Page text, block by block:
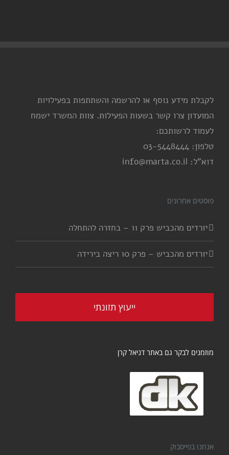
לקבלת מידע נוסף או להרשמה והשתתפות בפעילויות
המועדון צרו קשר בשעות הפעילות. צוות המשרד ישמח
לעמוד לרשותכם:
טלפון: 03-5448444
דוא"ל: info@marta.co.il
פוסטים אחרונים
יורדים מהכביש פרק 11 – בחזרה להתחלה
יורדים מהכביש – פרק 10 ריצה בירידה
ייעוץ תזונתי
מוזמנים לבקר גם באתר דניאל קרן
אנחנו בפייסבוק